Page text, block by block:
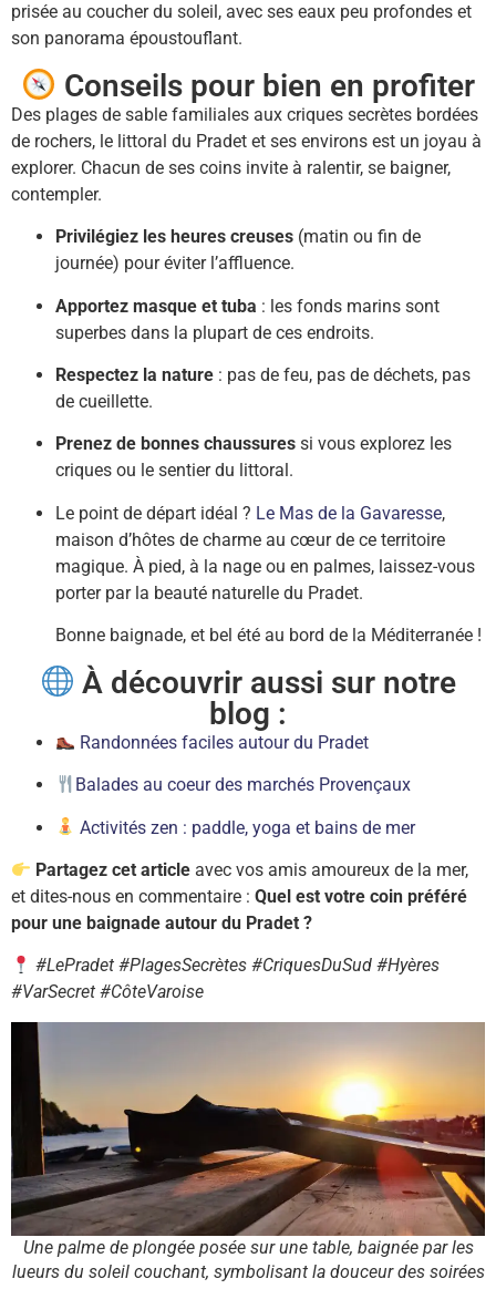
prisée au coucher du soleil, avec ses eaux peu profondes et
son panorama époustouflant.
Conseils pour bien en profiter
Des plages de sable familiales aux criques secrètes bordées
de rochers, le littoral du Pradet et ses environs est un joyau à
explorer. Chacun de ses coins invite à ralentir, se baigner,
contempler.
Privilégiez les heures creuses (matin ou fin de
journée) pour éviter l’affluence.
Apportez masque et tuba : les fonds marins sont
superbes dans la plupart de ces endroits.
Respectez la nature : pas de feu, pas de déchets, pas
de cueillette.
Prenez de bonnes chaussures si vous explorez les
criques ou le sentier du littoral.
Le point de départ idéal ? Le Mas de la Gavaresse,
maison d’hôtes de charme au cœur de ce territoire
magique. À pied, à la nage ou en palmes, laissez-vous
porter par la beauté naturelle du Pradet.
Bonne baignade, et bel été au bord de la Méditerranée !
À découvrir aussi sur notre
blog :
Randonnées faciles autour du Pradet
Balades au coeur des marchés Provençaux
Activités zen : paddle, yoga et bains de mer
Partagez cet article avec vos amis amoureux de la mer,
et dites-nous en commentaire : Quel est votre coin préféré
pour une baignade autour du Pradet ?
#LePradet #PlagesSecrètes #CriquesDuSud #Hyères
#VarSecret #CôteVaroise
Une palme de plongée posée sur une table, baignée par les
lueurs du soleil couchant, symbolisant la douceur des soirées